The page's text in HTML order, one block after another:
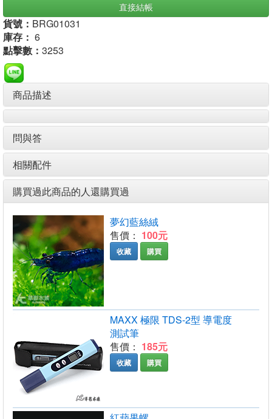
直接結帳
貨號： BRG01031
庫存： 6
點擊數： 3253
商品描述
問與答
相關配件
購買過此商品的人還購買過
夢幻藍絲絨
售價： 100元
收藏 購買
MAXX 極限 TDS-2型 導電度
測試筆
售價： 185元
收藏 購買